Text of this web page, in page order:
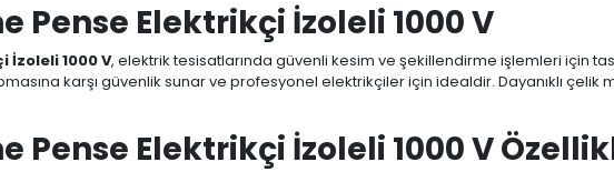
Pense Elektrikçi İzoleli 1000 V
İzoleli 1000 V, elektrik tesisatlarında güvenli kesim ve şekillendirme işlemleri için
karşı güvenlik sunar ve profesyonel elektrikçiler için idealdir. Dayanıklı
Pense Elektrikçi İzoleli 1000 V